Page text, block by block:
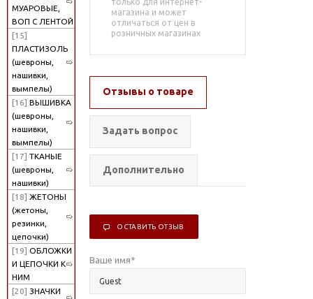
МУАРОВЫЕ,
ВОП С ЛЕНТОЙ
[15]
ПЛАСТИЗОЛЬ
(шевроны,
нашивки,
вымпелы)
[16] ВЫШИВКА
(шевроны,
нашивки,
вымпелы)
[17] ТКАНЫЕ
(шевроны,
нашивки)
[18] ЖЕТОНЫ
(жетоны,
резинки,
цепочки)
[19] ОБЛОЖКИ
И ЦЕПОЧКИ К
НИМ
[20] ЗНАЧКИ
магазина и может
отличаться от цен в
розничных магазинах
Отзывы о товаре
Задать вопрос
Дополнительно
ОСТАВИТЬ ОТЗЫВ
Ваше имя*